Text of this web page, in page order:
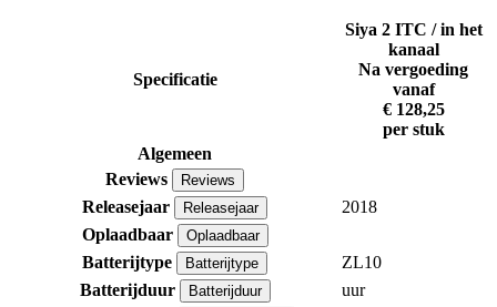
Specificatie
Siya 2 ITC / in het
kanaal
Na vergoeding
vanaf
€ 128,25
per stuk
Algemeen
Reviews
Reviews
Releasejaar Releasejaar
2018
Oplaadbaar
Oplaadbaar
Batterijtype Batterijtype
ZL10
Batterijduur
Batterijduur
uur